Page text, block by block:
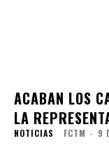
ACABAN LOS
LA
NOTICIAS FCTM - 9